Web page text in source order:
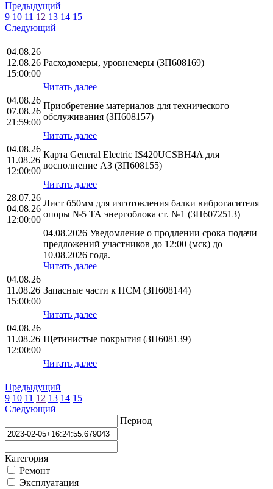
Предыдущий
9 10 11 12 13 14 15
Следующий
04.08.26
12.08.26
15:00:00
Расходомеры, уровнемеры (ЗП608169)
Читать далее
04.08.26
07.08.26
21:59:00
Приобретение материалов для технического
обслуживания (ЗП608157)
Читать далее
04.08.26
11.08.26
12:00:00
Карта General Electric IS420UCSBH4A для
восполнение АЗ (ЗП608155)
Читать далее
28.07.26
04.08.26
12:00:00
Лист б50мм для изготовления балки виброгасителя
опоры №5 ТА энергоблока ст. №1 (ЗП6072513)
04.08.2026 Уведомление о продлении срока подачи
предложений участников до 12:00 (мск) до
10.08.2026 года.
Читать далее
04.08.26
11.08.26
15:00:00
Запасные части к ПСМ (ЗП608144)
Читать далее
04.08.26
11.08.26
12:00:00
Щетинистые покрытия (ЗП608139)
Читать далее
Предыдущий
9 10 11 12 13 14 15
Следующий
Период
Категория
Ремонт
Эксплуатация